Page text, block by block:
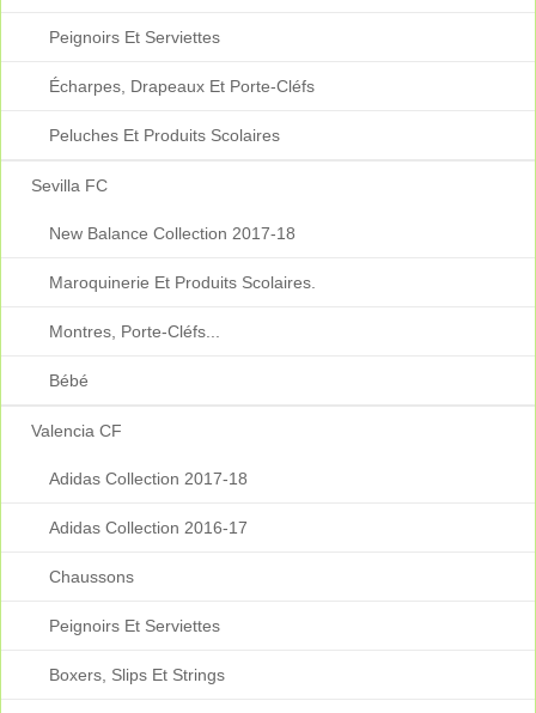
Peignoirs Et Serviettes
Écharpes, Drapeaux Et Porte-Cléfs
Peluches Et Produits Scolaires
Sevilla FC
New Balance Collection 2017-18
Maroquinerie Et Produits Scolaires.
Montres, Porte-Cléfs...
Bébé
Valencia CF
Adidas Collection 2017-18
Adidas Collection 2016-17
Chaussons
Peignoirs Et Serviettes
Boxers, Slips Et Strings